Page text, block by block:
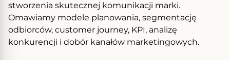
stworzenia skutecznej komunikacji marki.
Omawiamy modele planowania, segmentację
odbiorców, customer journey, KPI, analizę
konkurencji i dobór kanałów marketingowych.